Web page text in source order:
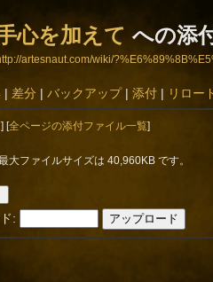
心を加えて への添
artesnaut.com/wiki/
| 差分 | バックアップ| 添付| リロー
] [全ページの添付ファイル一覧
大ファイルサイズは 40,960KB です。
: